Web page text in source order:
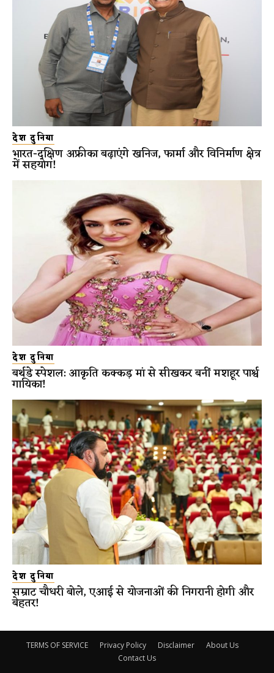
देश दुनिया
भारत-दक्षिण अफ्रीका बढ़ाएंगे खनिज, फार्मा और विनिर्माण क्षेत्र
में सहयोग!
देश दुनिया
बर्थडे स्पेशल: आकृति कक्कड़ मां से सीखकर बनीं मशहूर पार्श्व
गायिका!
देश दुनिया
सम्राट चौधरी बोले, एआई से योजनाओं की निगरानी होगी और
बेहतर!
TERMS OF SERVICE Privacy Policy Disclaimer
About Us
Contact Us